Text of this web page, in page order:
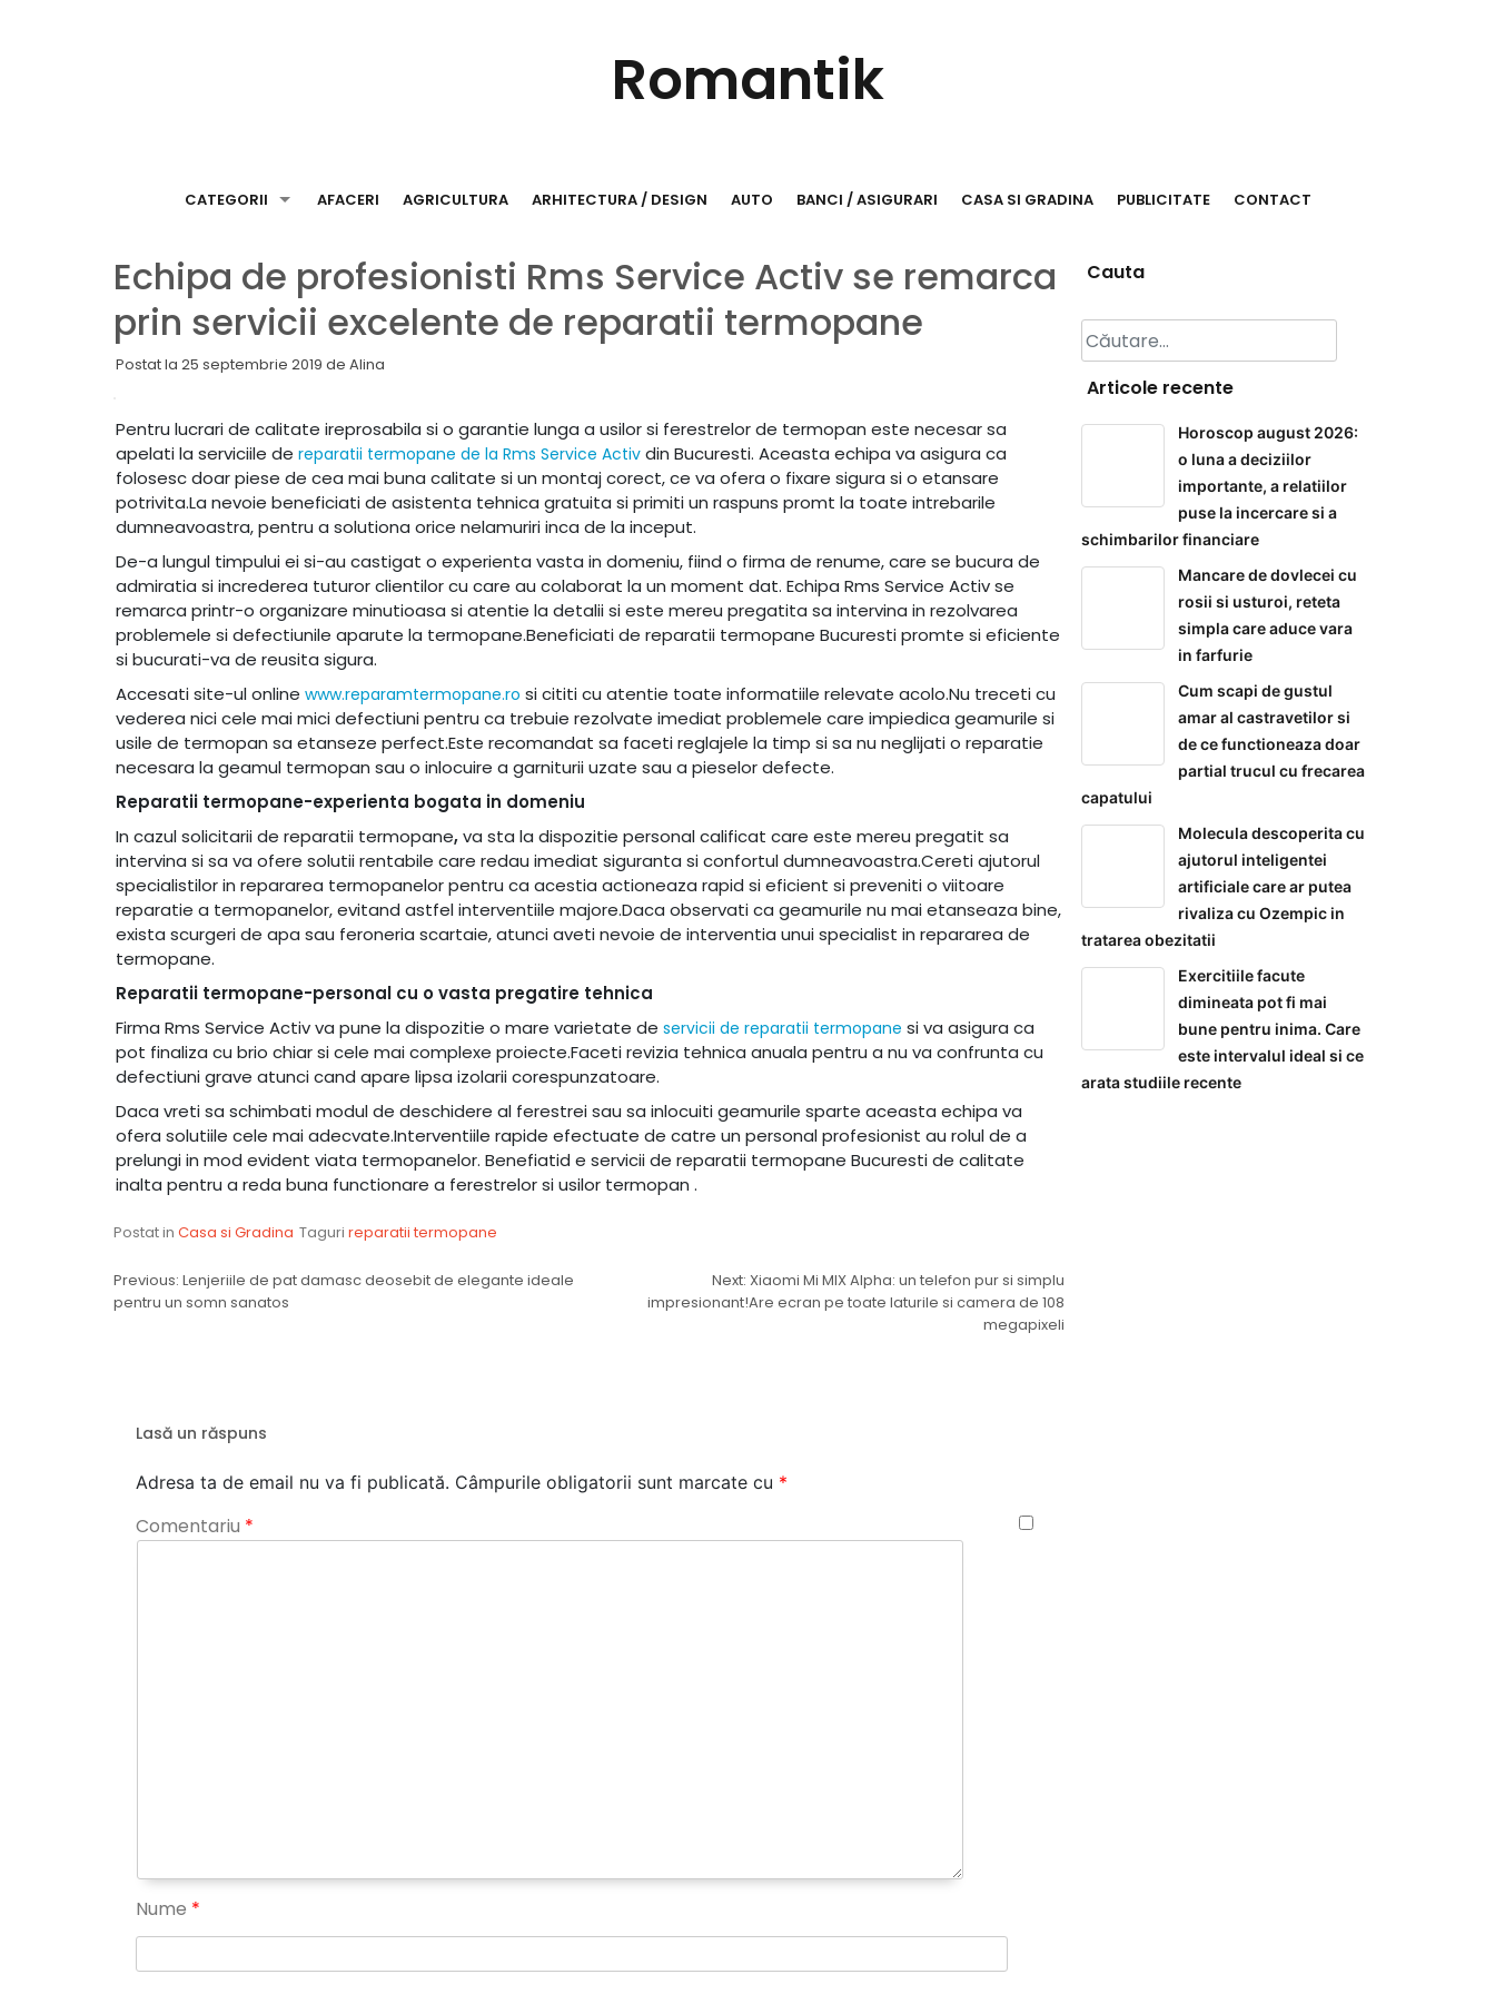
Romantik
CATEGORII AFACERI AGRICULTURA ARHITECTURA / DESIGN AUTO BANCI / ASIGURARI CASA SI GRADINA PUBLICITATE CONTACT
Echipa de profesionisti Rms Service Activ se remarca
prin servicii excelente de reparatii termopane
Postat la 25 septembrie 2019 de Alina
Pentru lucrari de calitate ireprosabila si o garantie lunga a usilor si ferestrelor de termopan este necesar sa
apelati la serviciile de reparatii termopane de la Rms Service Activ din Bucuresti. Aceasta echipa va asigura ca
folosesc doar piese de cea mai buna calitate si un montaj corect, ce va ofera o fixare sigura si o etansare
potrivita.La nevoie beneficiati de asistenta tehnica gratuita si primiti un raspuns promt la toate intrebarile
dumneavoastra, pentru a solutiona orice nelamuriri inca de la inceput.
De-a lungul timpului ei si-au castigat o experienta vasta in domeniu, fiind o firma de renume, care se bucura de
admiratia si increderea tuturor clientilor cu care au colaborat la un moment dat. Echipa Rms Service Activ se
remarca printr-o organizare minutioasa si atentie la detalii si este mereu pregatita sa intervina in rezolvarea
problemele si defectiunile aparute la termopane.Beneficiati de reparatii termopane Bucuresti promte si eficiente
si bucurati-va de reusita sigura.
Accesati site-ul online www.reparamtermopane.ro si cititi cu atentie toate informatiile relevate acolo.Nu treceti cu
vederea nici cele mai mici defectiuni pentru ca trebuie rezolvate imediat problemele care impiedica geamurile si
usile de termopan sa etanseze perfect.Este recomandat sa faceti reglajele la timp si sa nu neglijati o reparatie
necesara la geamul termopan sau o inlocuire a garniturii uzate sau a pieselor defecte.
Reparatii termopane-experienta bogata in domeniu
In cazul solicitarii de reparatii termopane,va sta la dispozitie personal calificat care este mereu pregatit sa
intervina si sa va ofere solutii rentabile care redau imediat siguranta si confortul dumneavoastra.Cereti ajutorul
specialistilor in repararea termopanelor pentru ca acestia actioneaza rapid si eficient si preveniti o viitoare
reparatie a termopanelor, evitand astfel interventiile majore.Daca observati ca geamurile nu mai etanseaza bine,
exista scurgeri de apa sau feroneria scartaie, atunci aveti nevoie de interventia unui specialist in repararea de
termopane.
Reparatii termopane-personal cu o vasta pregatire tehnica
Firma Rms Service Activ va pune la dispozitie o mare varietate de servicii de reparatii termopane si va asigura ca
pot finaliza cu brio chiar si cele mai complexe proiecte.Faceti revizia tehnica anuala pentru a nu va confrunta cu
defectiuni grave atunci cand apare lipsa izolarii corespunzatoare.
Daca vreti sa schimbati modul de deschidere al ferestrei sau sa inlocuiti geamurile sparte aceasta echipa va
ofera solutiile cele mai adecvate.Interventiile rapide efectuate de catre un personal profesionist au rolul de a
prelungi in mod evident viata termopanelor. Benefiatid e servicii de reparatii termopane Bucuresti de calitate
inalta pentru a reda buna functionare a ferestrelor si usilor termopan .
Postat in Casa si Gradina Taguri reparatii termopane
Navigare
Previous: Lenjeriile de pat damasc deosebit de elegante ideale
pentru un somn sanatos
Next: Xiaomi Mi MIX Alpha: un telefon pur si simplu
impresionant!Are ecran pe toate laturile si camera de 108
megapixeli
Lasă un răspuns
Adresa ta de email nu va fi publicată. Câmpurile obligatorii sunt marcate cu *
Comentariu *
Nume *
Cauta
Caută
după:
Articole recente
Horoscop august 2026:
o luna a deciziilor
importante, a relatiilor
puse la incercare si a
schimbarilor financiare
Mancare de dovlecei cu
rosii si usturoi, reteta
simpla care aduce vara
in farfurie
Cum scapi de gustul
amar al castravetilor si
de ce functioneaza doar
partial trucul cu frecarea
capatului
Molecula descoperita cu
ajutorul inteligentei
artificiale care ar putea
rivaliza cu Ozempic in
tratarea obezitatii
Exercitiile facute
dimineata pot fi mai
bune pentru inima. Care
este intervalul ideal si ce
arata studiile recente